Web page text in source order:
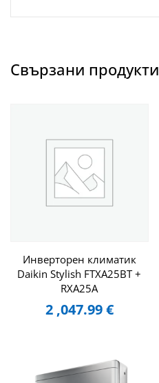
Свързани продукти
Инверторен климатик
Daikin Stylish FTXA25BT +
RXA25A
2 ,047.99€